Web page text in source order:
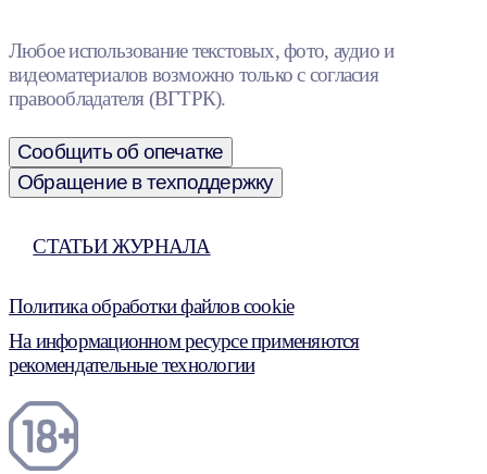
Любое использование текстовых, фото, аудио и
видеоматериалов возможно только с согласия
правообладателя (ВГТРК).
Сообщить об опечатке
Обращение в техподдержку
СТАТЬИ ЖУРНАЛА
Политика обработки файлов cookie
На информационном ресурсе применяются
рекомендательные технологии